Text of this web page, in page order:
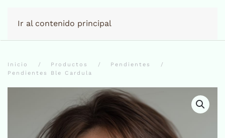
Ir al contenido principal
Inicio Productos
Pendientes
Pendientes Ble Cardula